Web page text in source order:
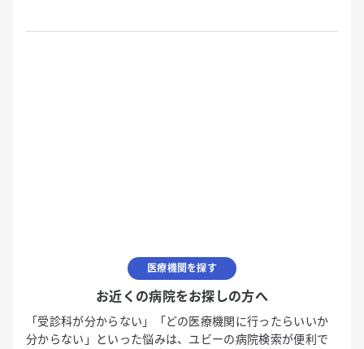
医療機関を探す
お近くの病院をお探しの方へ
「受診科が分からない」「どの医療機関に行ったらいいか
分からない」といった悩みは、ユビーの病院検索が便利で